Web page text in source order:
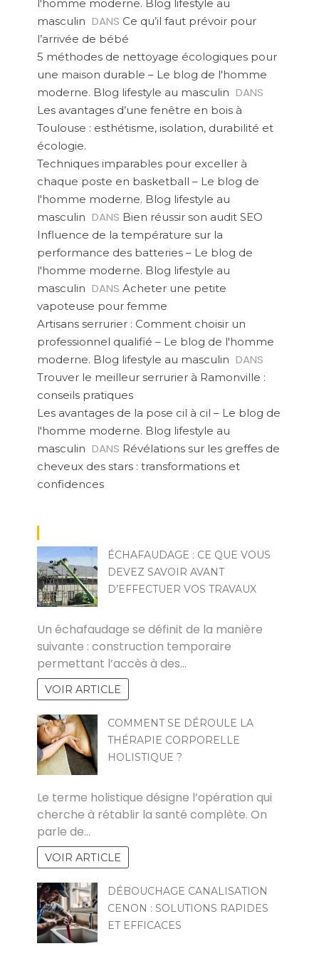
l'homme moderne. Blog lifestyle au
masculin DANS Ce qu’il faut prévoir pour
l’arrivée de bébé
5 méthodes de nettoyage écologiques pour
une maison durable – Le blog de l'homme
moderne. Blog lifestyle au masculin DANS
Les avantages d’une fenêtre en bois à
Toulouse : esthétisme, isolation, durabilité et
écologie.
Techniques imparables pour exceller à
chaque poste en basketball – Le blog de
l'homme moderne. Blog lifestyle au
masculin DANS Bien réussir son audit SEO
Influence de la température sur la
performance des batteries – Le blog de
l'homme moderne. Blog lifestyle au
masculin DANS Acheter une petite
vapoteuse pour femme
Artisans serrurier : Comment choisir un
professionnel qualifié – Le blog de l'homme
moderne. Blog lifestyle au masculin DANS
Trouver le meilleur serrurier à Ramonville :
conseils pratiques
Les avantages de la pose cil à cil – Le blog de
l'homme moderne. Blog lifestyle au
masculin DANS Révélations sur les greffes de
cheveux des stars : transformations et
confidences
ÉCHAFAUDAGE : CE QUE VOUS
DEVEZ SAVOIR AVANT
D’EFFECTUER VOS TRAVAUX
Un échafaudage se définit de la manière
suivante : construction temporaire
permettant l’accès à des…
VOIR ARTICLE
COMMENT SE DÉROULE LA
THÉRAPIE CORPORELLE
HOLISTIQUE ?
Le terme holistique désigne l’opération qui
cherche à rétablir la santé complète. On
parle de…
VOIR ARTICLE
DÉBOUCHAGE CANALISATION
CENON : SOLUTIONS RAPIDES
ET EFFICACES